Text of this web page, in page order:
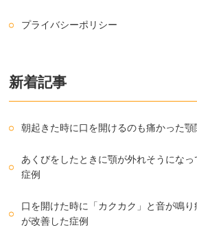
プライバシーポリシー
新着記事
朝起きた時に口を開けるのも痛かった顎
あくびをしたときに顎が外れそうにな
症例
口を開けた時に「カクカク」と音が鳴
が改善した症例